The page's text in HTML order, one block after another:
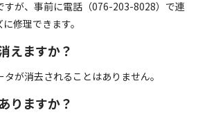
すが、事前に電話（076-203-8028）で連
修理できます。
えますか？
が消去されることはありません。
りますか？